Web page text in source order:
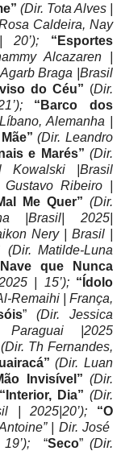
(Dir. Tota Alves |
Caldeira, Nay
20’); “Esportes
Alcazaren |
Braga |Brasil
do Céu” (Dir.
“Barco dos
(Dir. Leandro
e Marés” (Dir.
Kowalski |Brasil
Ribeiro |
Me Quer” (Dir.
|Brasil| 2025|
Nery | Brasil |
(Dir. Matilde-Luna
que Nunca
| 15’); “Ídolo
” (Dir. Jessica
|2025
(Dir. Th Fernandes,
(Dir. Luan
Invisível” (Dir.
“Interior, Dia” (Dir.
| 2025|20’); “O
| Dir. José
“Seco”(Dir.